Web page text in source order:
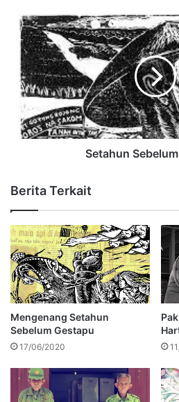
Setahun
Berita Terkait
Mengenang Setahun
Sebelum Gestapu
17/06/2020